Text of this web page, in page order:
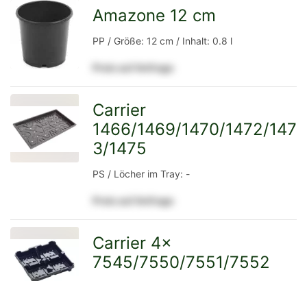
Detailseite
Detailseite
Amazone 12 cm
PP / Größe: 12 cm / Inhalt: 0.8 l
Preis auf Anfrage
Detailseite
Carrier
1466/1469/1470/1472/147
3/1475
PS / Löcher im Tray: -
Preis auf Anfrage
Carrier 4x
7545/7550/7551/7552